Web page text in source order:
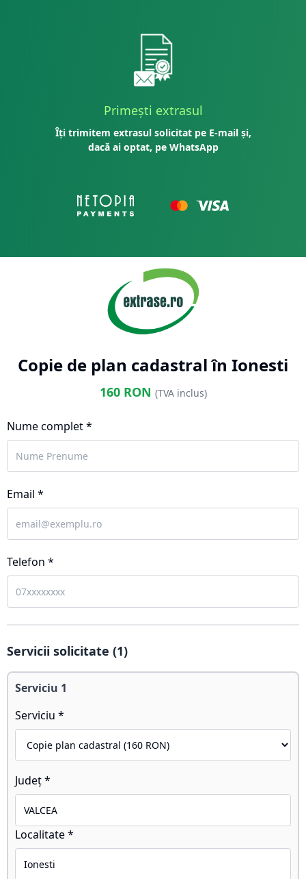
Primești extrasul
Îți trimitem extrasul solicitat pe E-mail și,
dacă ai optat, pe WhatsApp
Copie de plan cadastral în Ionesti
160RON (TVA inclus)
Nume complet *
Email *
Telefon *
Servicii solicitate (1)
Serviciu 1
Serviciu *
Județ *
Localitate *